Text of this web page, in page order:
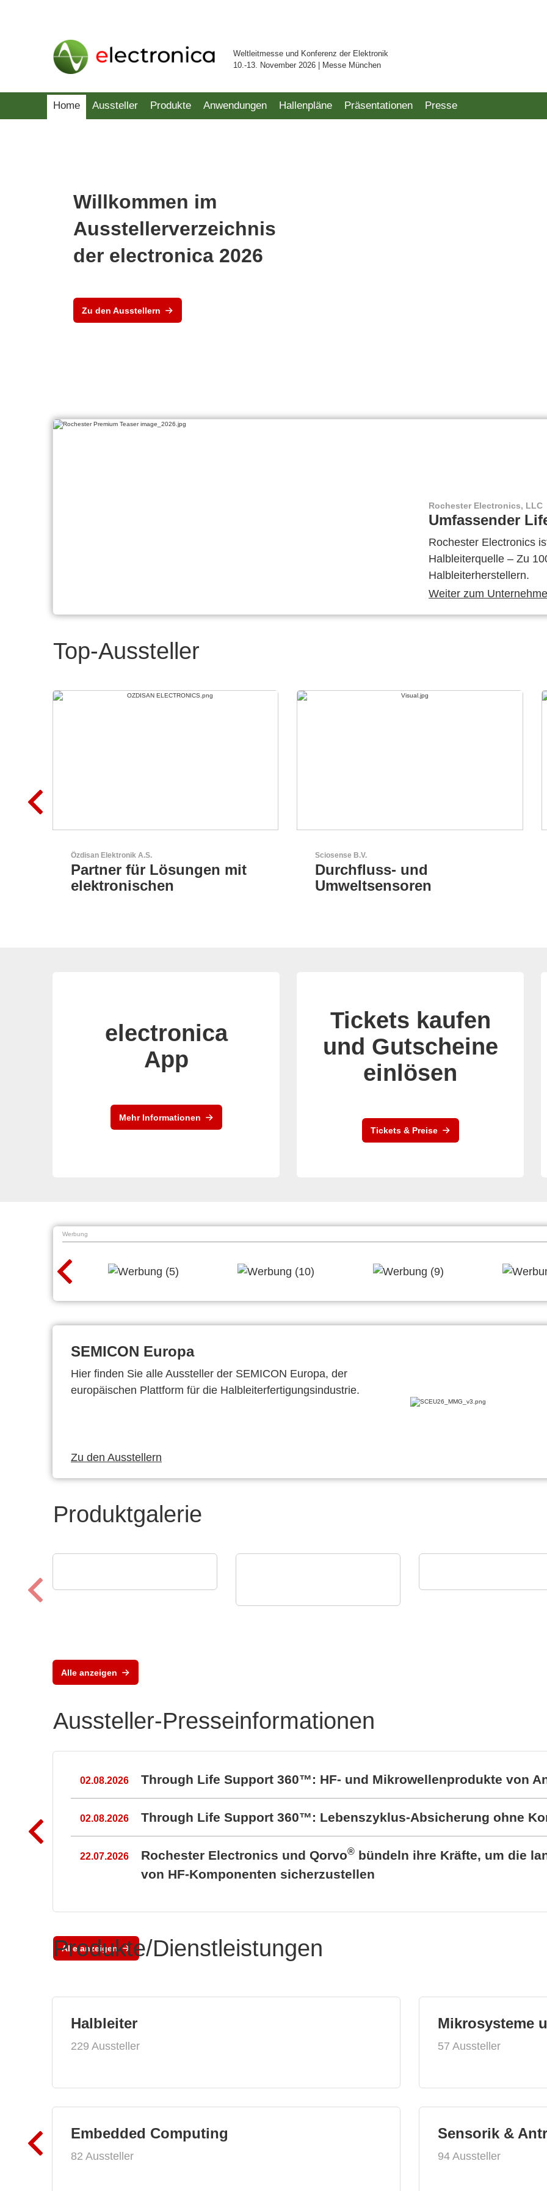
Weltleitmesse und Konferenz der Elektronik
10.-13. November 2026 | Messe München
Home Aussteller Produkte Anwendungen Hallenpläne Präsentationen Presse
Willkommen im
Ausstellerverzeichnis
der electronica 2026
Zu den Ausstellern
Rochester Electronics, LLC
Umfassender
Rochester Electronics
Halbleiterquelle – Zu
Halbleiterherstellern.
Weiter zum
Top-Aussteller
Sciosense B.V.
Durchfluss- und
Umweltsensoren
N&H Technology GmbH
HMI-Komponenten nach
Maß
electronica
App
Mehr Informationen
Tickets kaufen
und Gutscheine
einlösen
Tickets & Preise
Werbung
SEMICON Europa
Hier finden Sie alle Aussteller der SEMICON Europa, der
europäischen Plattform für die Halbleiterfertigungsindustrie.
Zu den Ausstellern
Produktgalerie
Alle anzeigen
Aussteller-Presseinformationen
02.08.2026 Through Life Support 360™: HF- und Mikrowellenprodukte von
02.08.2026 Through Life Support 360™: Lebenszyklus-Absicherung ohne
22.07.2026 Rochester Electronics und Qorvo® bündeln ihre Kräfte, um die
von HF-Komponenten sicherzustellen
Alle anzeigen
Produkte/Dienstleistungen
Halbleiter
229 Aussteller
Embedded Computing
82 Aussteller
Mikrosysteme
57 Aussteller
Sensorik &
94 Aussteller